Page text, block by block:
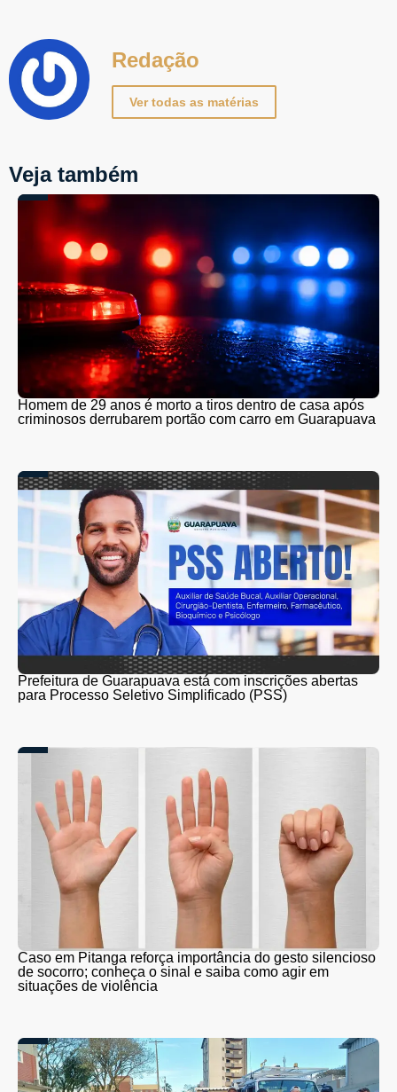
Redação
Ver todas as matérias
Veja também
Homem de 29 anos é morto a tiros dentro de casa após
criminosos derrubarem portão com carro em Guarapuava
Prefeitura de Guarapuava está com inscrições abertas
para Processo Seletivo Simplificado (PSS)
Caso em Pitanga reforça importância do gesto silencioso
de socorro; conheça o sinal e saiba como agir em
situações de violência